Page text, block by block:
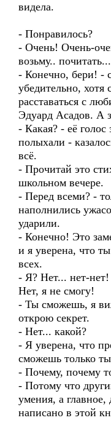
видела.
- Понравилось?
- Очень! Очень-
возьму..
- Конечно, бери! -
убедительно, хотя
расставаться с
Эдуард Асадов. А
- Какая? - её голос
полыхали -
всё.
- Прочитай это
школьном вечере.
- Перед всеми? -
наполнились
ударили.
- Конечно! Это
и я уверена, что
всех.
- Я? Нет... нет-
Нет, я не смогу!
- Ты сможешь, я
открою секрет.
- Нет... какой?
- Я уверена, что
сможешь только
- Почему, почему
- Потому что
умения, а
написано в этой